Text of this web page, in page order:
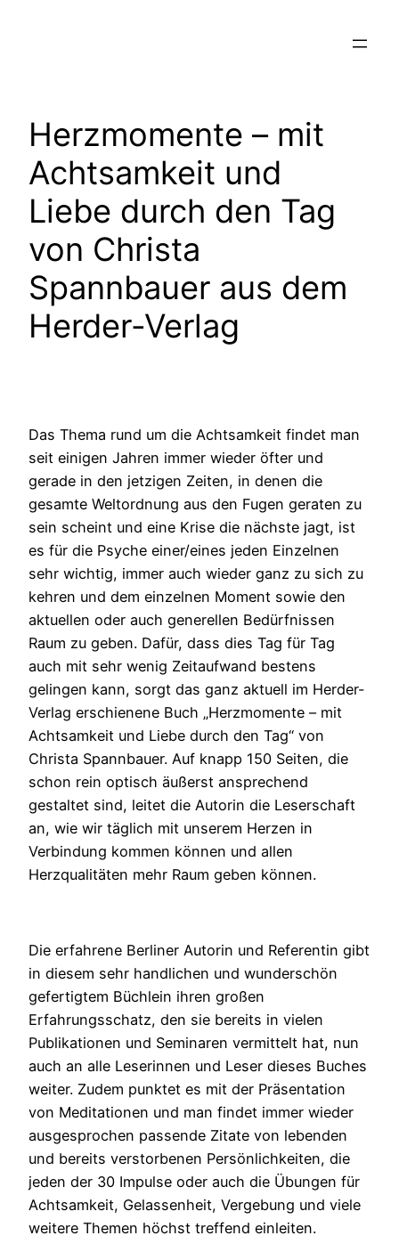
Herzmomente – mit
Achtsamkeit und
Liebe durch den Tag
von Christa
Spannbauer aus dem
Herder-Verlag
Das Thema rund um die Achtsamkeit findet man
seit einigen Jahren immer wieder öfter und
gerade in den jetzigen Zeiten, in denen die
gesamte Weltordnung aus den Fugen geraten zu
sein scheint und eine Krise die nächste jagt, ist
es für die Psyche einer/eines jeden Einzelnen
sehr wichtig, immer auch wieder ganz zu sich zu
kehren und dem einzelnen Moment sowie den
aktuellen oder auch generellen Bedürfnissen
Raum zu geben. Dafür, dass dies Tag für Tag
auch mit sehr wenig Zeitaufwand bestens
gelingen kann, sorgt das ganz aktuell im Herder-
Verlag erschienene Buch „Herzmomente – mit
Achtsamkeit und Liebe durch den Tag“ von
Christa Spannbauer. Auf knapp 150 Seiten, die
schon rein optisch äußerst ansprechend
gestaltet sind, leitet die Autorin die Leserschaft
an, wie wir täglich mit unserem Herzen in
Verbindung kommen können und allen
Herzqualitäten mehr Raum geben können.
Die erfahrene Berliner Autorin und Referentin gibt
in diesem sehr handlichen und wunderschön
gefertigtem Büchlein ihren großen
Erfahrungsschatz, den sie bereits in vielen
Publikationen und Seminaren vermittelt hat, nun
auch an alle Leserinnen und Leser dieses Buches
weiter. Zudem punktet es mit der Präsentation
von Meditationen und man findet immer wieder
ausgesprochen passende Zitate von lebenden
und bereits verstorbenen Persönlichkeiten, die
jeden der 30 Impulse oder auch die Übungen für
Achtsamkeit, Gelassenheit, Vergebung und viele
weitere Themen höchst treffend einleiten.